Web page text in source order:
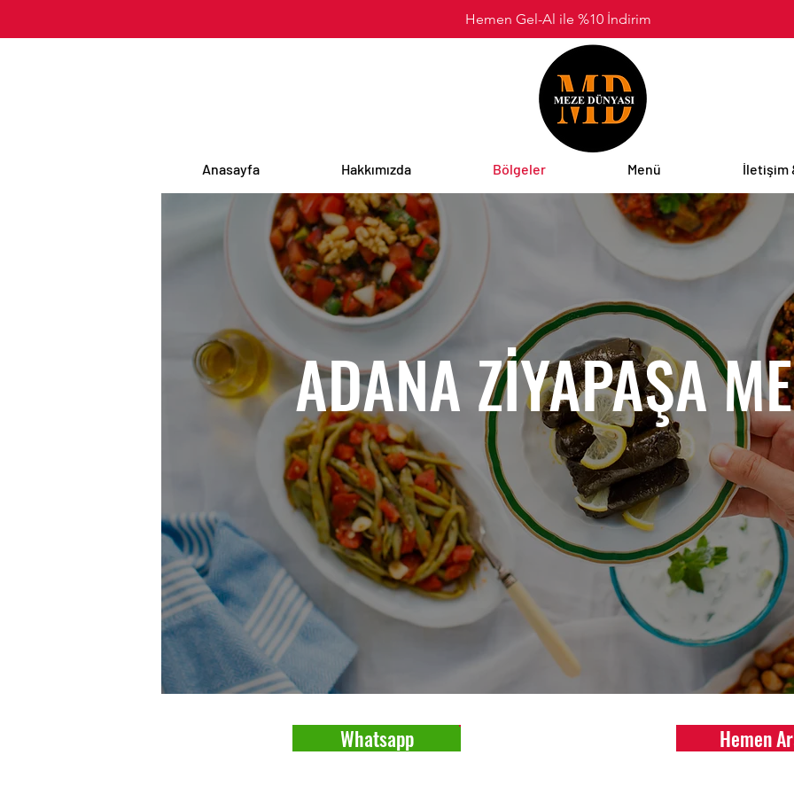
Hemen Gel-Al ile %10 İndirim
Anasayfa Hakkımızda Bölgeler Menü İletişim
ADANA ZİYAPAŞA
Whatsapp Hemen